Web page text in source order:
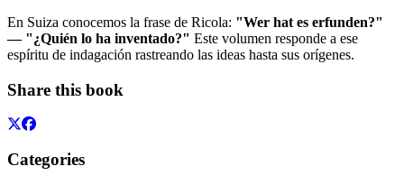
En Suiza conocemos la frase de Ricola: "Wer hat es erfunden?"
— "¿Quién lo ha inventado?" Este volumen responde a ese
espíritu de indagación rastreando las ideas hasta sus orígenes.
Share this book
Categories